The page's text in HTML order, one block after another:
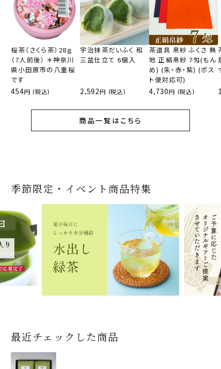
桜茶（さくら茶）28ｇ
（7人前後） ＊神奈川
県小田原市の八重桜
です
454 (税込)
宇治抹茶だいふく 和
三盆仕立て 6個入
2,592 (税込)
茶道具 帛紗 ふくさ 無
地 正絹帛紗 7匁(もん
め) (朱・赤・紫) (ポス
ト便対応可)
4,730 (税込)
商品一覧はこちら
宇治抹茶だいふく 和
三盆仕立て 6個入
2,592 (税込)
お茶屋の京都 宇治抹
1,743 (税込)
宇治抹茶 濃チーズケ
ーキ 『抹茶まる』 1セ
ット6個入
3,240 (税込)
商品一覧はこちら
桜茶（さくら茶）28ｇ
（7人前後） ＊神奈川
県小田原市の八重桜
です
454 (税込)
『釜炒りむぎ茶』 10g
324 (税込)
緑茶ティーパック（セ
ンパックシリーズ） 5g
×50袋
864 (税込)
商品一覧はこちら
宇治抹茶そば3袋・そ
ばつゆ6袋（6人前）セ
ット 化粧箱（カート
ン/ギフトボックス）
3,032 (税込)
【送料込み】宇治抹茶
そば160ｇ×2袋（4人
前）＋特撰そばつゆ4
個（ポスト便）
2,028 (税込)
宇治抹茶そば２袋・そ
ばつゆ４袋（４人前）
竹かごセット
2,278 (税込)
商品一覧はこちら
老舗茶舗の宇治抹茶
かすていらと宇治冠煎
茶の詰合せ
4,112 (税込)
宇治抹茶焼き菓子詰
4,511 (税込)
老舗茶舗のひやひやス
イーツセット 3種6個
3,356 (税込)
商品一覧はこちら
茶道具 帛紗 ふくさ 無
地 正絹帛紗 7匁(もん
め) (朱・赤・紫) (ポス
ト便対応可)
4,730 (税込)
茶道具 扇子（せんす）
扇子 利休百首 白竹 6
1,716 (税込)
おとなのお稽古セット
女子用 裏千家 茶道具
16,500 (税込)
商品一覧はこちら
季節限定・イベント商品特集
最近チェックした商品